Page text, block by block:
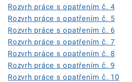
Rozvrh práce s opatřením č. 4
Rozvrh práce s opatřením č. 5
Rozvrh práce s opatřením č. 6
Rozvrh práce s opatřením č. 7
Rozvrh práce s opatřením č. 8
Rozvrh práce s opatřením č. 9
Rozvrh práce s opatřením č. 10